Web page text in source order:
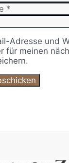
Adresse und
für meinen